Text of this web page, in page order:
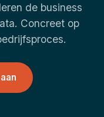
de business
Concreet op